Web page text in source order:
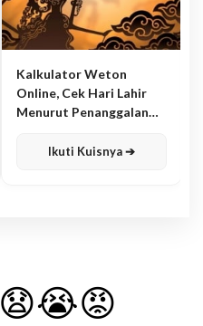
Kalkulator Weton
Online, Cek Hari Lahir
Menurut Penanggalan
Ikuti Kuisnya ➔
😧😭😡